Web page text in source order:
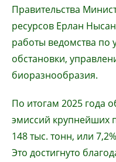
Правительства
ресурсов Ерлан
работы ведомства по
обстановки,
биоразнообразия.
По итогам 2025 года
эмиссий крупнейших
148 тыс. тонн, или
Это достигнуто